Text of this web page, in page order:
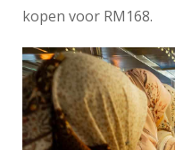
kopen voor RM168.